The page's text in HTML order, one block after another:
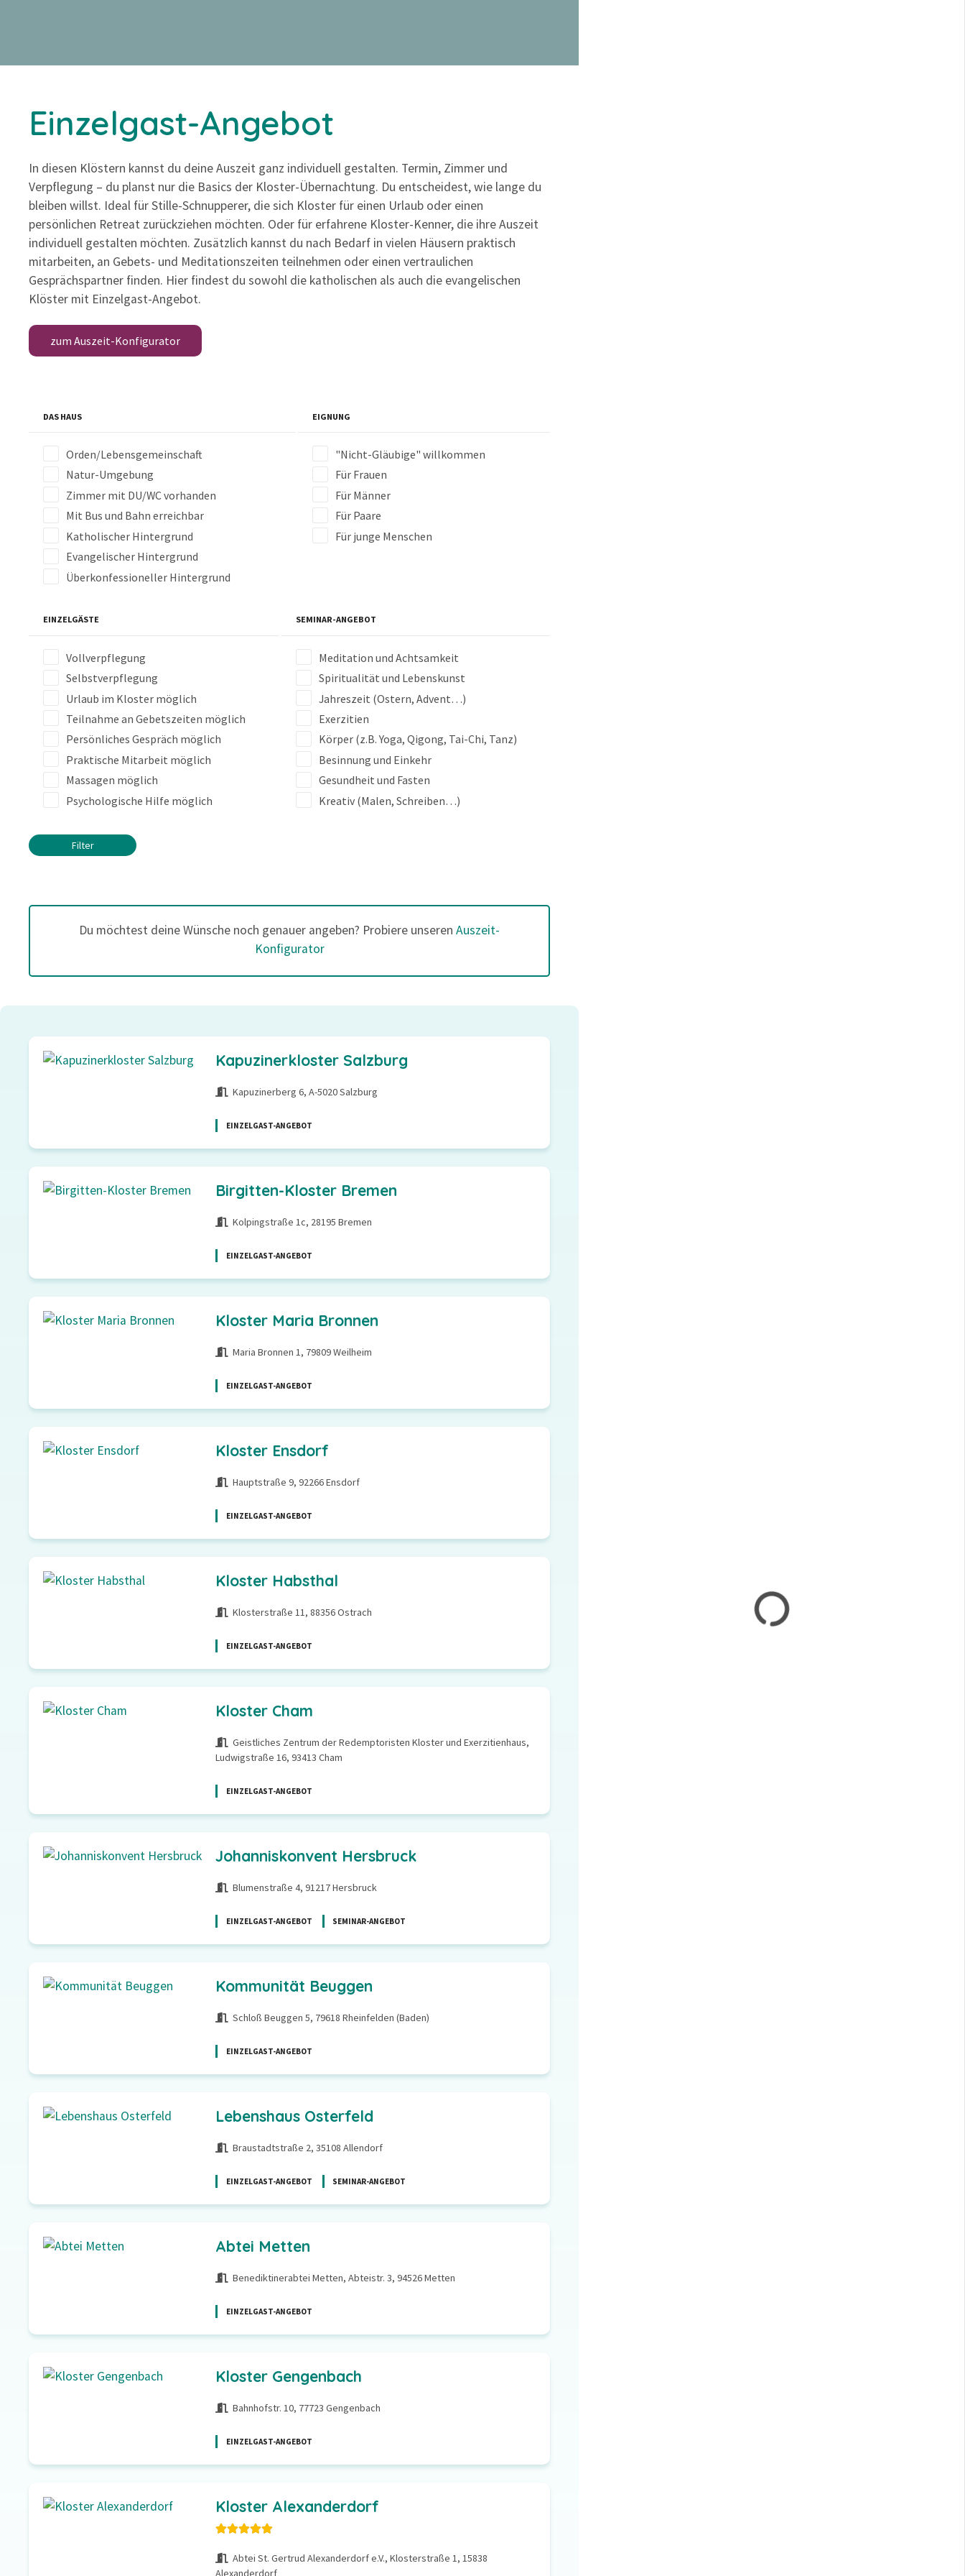
I
Einzelgast-Angebot
In diesen Klöstern kannst du deine Auszeit ganz individuell gestalten. Termin, Zimmer und
Verpflegung – du planst nur die Basics der Kloster-Übernachtung. Du entscheidest, wie lange du
bleiben willst. Ideal für Stille-Schnupperer, die sich Kloster für einen Urlaub oder einen
persönlichen Retreat zurückziehen möchten. Oder für erfahrene Kloster-Kenner, die ihre Auszeit
individuell gestalten möchten. Zusätzlich kannst du nach Bedarf in vielen Häusern praktisch
mitarbeiten, an Gebets- und Meditationszeiten teilnehmen oder einen vertraulichen
Gesprächspartner finden. Hier findest du sowohl die katholischen als auch die evangelischen
Klöster mit Einzelgast-Angebot.
zum Auszeit-Konfigurator
DAS HAUS
Orden/Lebensgemeinschaft
Natur-Umgebung
Zimmer mit DU/WC vorhanden
Mit Bus und Bahn erreichbar
Katholischer Hintergrund
Evangelischer Hintergrund
Überkonfessioneller Hintergrund
EIGNUNG
"Nicht-Gläubige" willkommen
Für Frauen
Für Männer
Für Paare
Für junge Menschen
EINZELGÄSTE
Vollverpflegung
Selbstverpflegung
Urlaub im Kloster möglich
Teilnahme an Gebetszeiten möglich
Persönliches Gespräch möglich
Praktische Mitarbeit möglich
Massagen möglich
Psychologische Hilfe möglich
SEMINAR-ANGEBOT
Meditation und Achtsamkeit
Spiritualität und Lebenskunst
Jahreszeit (Ostern, Advent…)
Exerzitien
Körper (z.B. Yoga, Qigong, Tai-Chi, Tanz)
Besinnung und Einkehr
Gesundheit und Fasten
Kreativ (Malen, Schreiben…)
Filter
Du möchtest deine Wünsche noch genauer angeben? Probiere unserenAuszeit-
Konfigurator
Kapuzinerkloster Salzburg
Kapuzinerberg 6, A-5020 Salzburg
EINZELGAST-ANGEBOT
Birgitten-Kloster Bremen
Kolpingstraße 1c, 28195 Bremen
EINZELGAST-ANGEBOT
Kloster Maria Bronnen
Maria Bronnen 1, 79809 Weilheim
EINZELGAST-ANGEBOT
Kloster Ensdorf
Hauptstraße 9, 92266 Ensdorf
EINZELGAST-ANGEBOT
Kloster Habsthal
Klosterstraße 11, 88356 Ostrach
EINZELGAST-ANGEBOT
Kloster Cham
Geistliches Zentrum der Redemptoristen Kloster und Exerzitienhaus,
Ludwigstraße 16, 93413 Cham
EINZELGAST-ANGEBOT
Johanniskonvent Hersbruck
Blumenstraße 4, 91217 Hersbruck
EINZELGAST-ANGEBOT SEMINAR-ANGEBOT
Kommunität Beuggen
Schloß Beuggen 5, 79618 Rheinfelden (Baden)
EINZELGAST-ANGEBOT
Lebenshaus Osterfeld
Braustadtstraße 2, 35108 Allendorf
EINZELGAST-ANGEBOT SEMINAR-ANGEBOT
Abtei Metten
Benediktinerabtei Metten, Abteistr. 3, 94526 Metten
EINZELGAST-ANGEBOT
Kloster Gengenbach
Bahnhofstr. 10, 77723 Gengenbach
EINZELGAST-ANGEBOT
Kloster Alexanderdorf
Abtei St. Gertrud Alexanderdorf e.V., Klosterstraße 1, 15838
Alexanderdorf